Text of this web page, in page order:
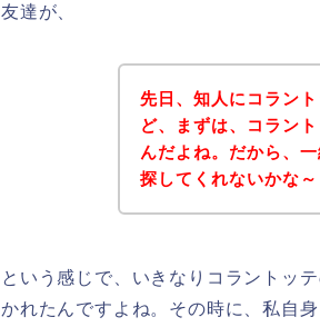
友達が、
先日、知人にコラン
ど、まずは、コラン
んだよね。だから、
探してくれないかな～
という感じで、いきなりコラントッ
かれたんですよね。その時に、私自